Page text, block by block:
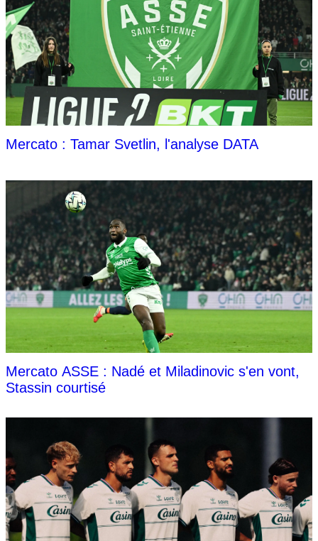
Mercato : Tamar Svetlin, l'analyse DATA
Mercato ASSE : Nadé et Miladinovic s'en vont,
Stassin courtisé